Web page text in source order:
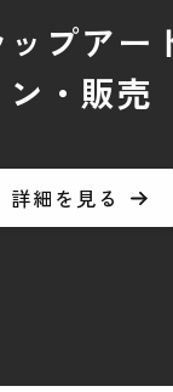
プアー
・販売
詳細を見る